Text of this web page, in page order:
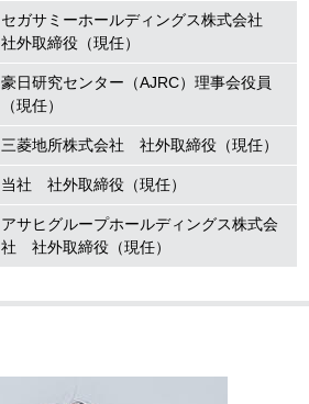
セガサミーホールディングス株式会社
社外取締役（現任）
豪日研究センター（AJRC）理事会役員
（現任）
三菱地所株式会社 社外取締役（現任）
当社 社外取締役（現任）
アサヒグループホールディングス株式会
社 社外取締役（現任）